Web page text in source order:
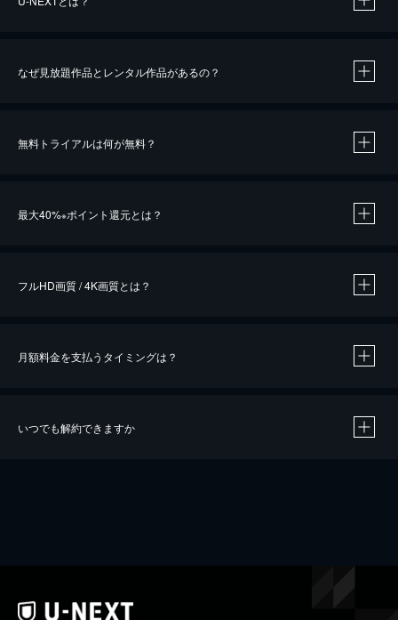
なぜ見放題作品とレンタル作品があるの？
無料トライアルは何が無料？
最大40%※ポイント還元とは？
※40％ポイント還元の対象は、クレジットカード決済による作品の購入 / レンタルです。
フルHD画質 / 4K画質とは？
月額料金を支払うタイミングは？
いつでも解約できますか